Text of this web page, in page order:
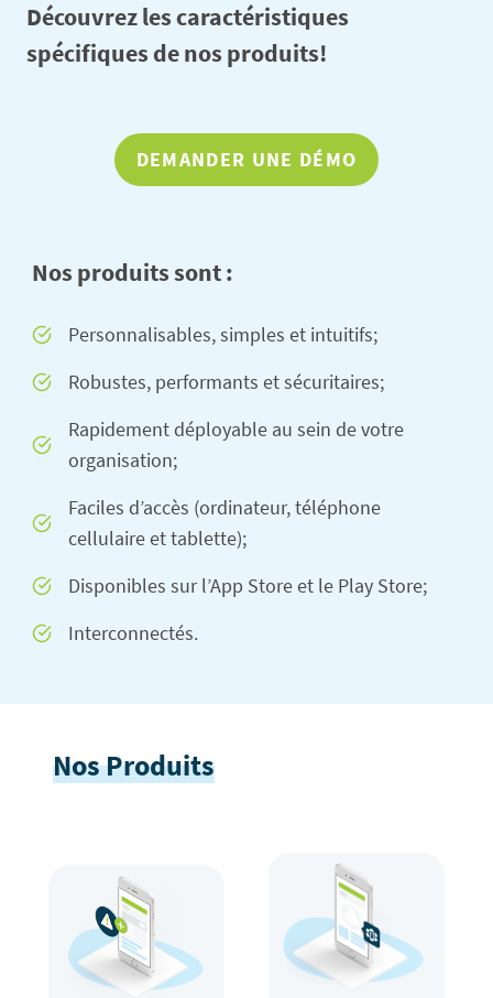
Découvrez les caractéristiques
spécifiques de nos produits!
DEMANDER UNE DÉMO
Nos produits sont :
Personnalisables, simples et intuitifs;
Robustes, performants et sécuritaires;
Rapidement déployable au sein de votre
organisation;
Faciles d’accès (ordinateur, téléphone
cellulaire et tablette);
Disponibles sur l’App Store et le Play Store;
Interconnectés.
Nos Produits